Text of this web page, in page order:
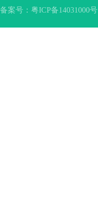
备案号： 粤ICP备14031000号